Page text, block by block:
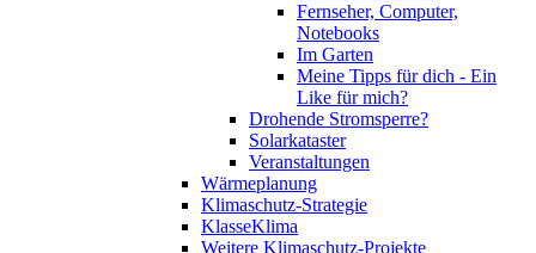
Fernseher, Computer,
Notebooks
Im Garten
Meine Tipps für dich - Ein
Like für mich?
Drohende Stromsperre?
Solarkataster
Veranstaltungen
Wärmeplanung
Klimaschutz-Strategie
KlasseKlima
Weitere Klimaschutz-Projekte